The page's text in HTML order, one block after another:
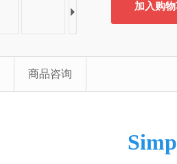
加入购
商品咨询